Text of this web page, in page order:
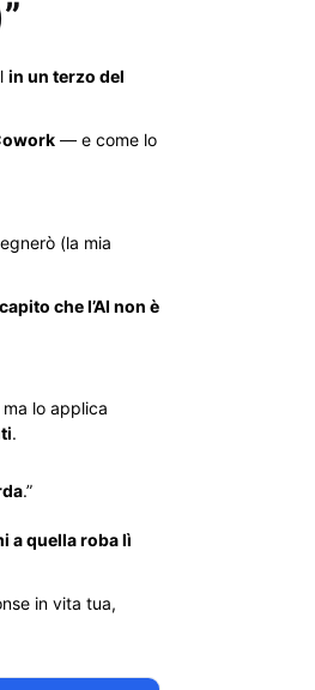
in un terzo del
— e come lo
(la mia
che l’AI non è
lo applica
.
.”
a quella roba lì
in vita tua,